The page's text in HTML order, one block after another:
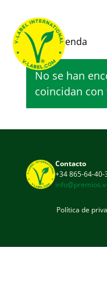
Inicio/ Tienda
Tienda
No se han
coincidan con
Contacto
+34 865-64-40-
Política de